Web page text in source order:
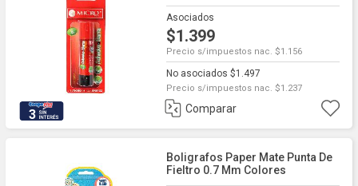
3
Asociados
$1.399
Precio s/impuestos nac. $1.156
No asociados $1.497
Precio s/impuestos nac. $1.237
Comparar
Boligrafos Paper Mate Punta De
Fieltro 0.7 Mm Colores